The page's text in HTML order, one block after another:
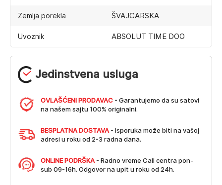
Jedinstvena usluga
OVLAŠĆENI PRODAVAC - Garantujemo da su satovi
na našem sajtu 100% originalni.
BESPLATNA DOSTAVA - Isporuka može biti na vašoj
adresi u roku od 2-3 radna dana.
ONLINE PODRŠKA - Radno vreme Call centra pon-
sub 09-16h. Odgovor na upit u roku od 24h.
Zemlja porekla ŠVAJCARSKA
Uvoznik ABSOLUT TIME DOO